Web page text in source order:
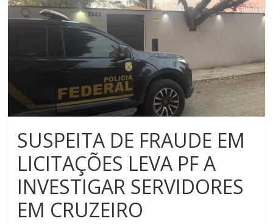
SUSPEITA DE FRAUDE EM
LICITAÇÕES LEVA PF A
INVESTIGAR SERVIDORES
EM CRUZEIRO